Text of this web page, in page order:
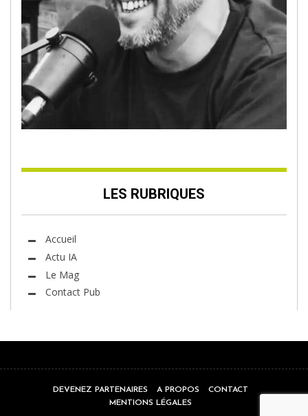
LES RUBRIQUES
Accueil
Actu IA
Le Mag
Contact Pub
DEVENEZ PARTENAIRES A PROPOS
CONTACT
MENTIONS LÉGALES